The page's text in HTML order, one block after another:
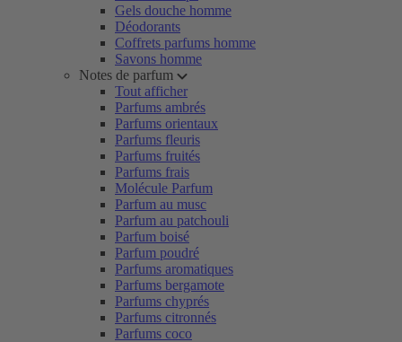
Gels douche homme
Déodorants
Coffrets parfums homme
Savons homme
Notes de parfum
Tout afficher
Parfums ambrés
Parfums orientaux
Parfums fleuris
Parfums fruités
Parfums frais
Molécule Parfum
Parfum au musc
Parfum au patchouli
Parfum boisé
Parfum poudré
Parfums aromatiques
Parfums bergamote
Parfums chyprés
Parfums citronnés
Parfums coco